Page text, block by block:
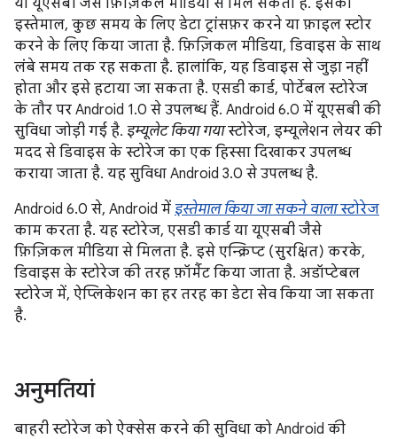
या यूएसबी जैसे फ़िज़िकल मीडिया से मिल सकता है. इसका
इस्तेमाल, कुछ समय के लिए डेटा ट्रांसफ़र करने या फ़ाइल स्टोर
करने के लिए किया जाता है. फ़िज़िकल मीडिया, डिवाइस के साथ
लंबे समय तक रह सकता है. हालांकि, यह डिवाइस से जुड़ा नहीं
होता और इसे हटाया जा सकता है. एसडी कार्ड, पोर्टेबल स्टोरेज
के तौर पर Android 1.0 से उपलब्ध हैं. Android 6.0 में यूएसबी की
सुविधा जोड़ी गई है. इम्यूलेट किया गयास्टोरेज, इम्यूलेशन लेयर की
मदद से डिवाइस के स्टोरेज का एक हिस्सा दिखाकर उपलब्ध
कराया जाता है. यह सुविधा Android 3.0 से उपलब्ध है.
Android 6.0 से, Android में इस्तेमाल किया जा सकने वालास्टोरेज
काम करता है. यह स्टोरेज, एसडी कार्ड या यूएसबी जैसे
फ़िज़िकल मीडिया से मिलता है. इसे एन्क्रिप्ट (सुरक्षित) करके,
डिवाइस के स्टोरेज की तरह फ़ॉर्मैट किया जाता है. अडॉप्टेबल
स्टोरेज में, ऐप्लिकेशन का हर तरह का डेटा सेव किया जा सकता
है.
अनुमतियां
बाहरी स्टोरेज को ऐक्सेस करने की सुविधा को Android की